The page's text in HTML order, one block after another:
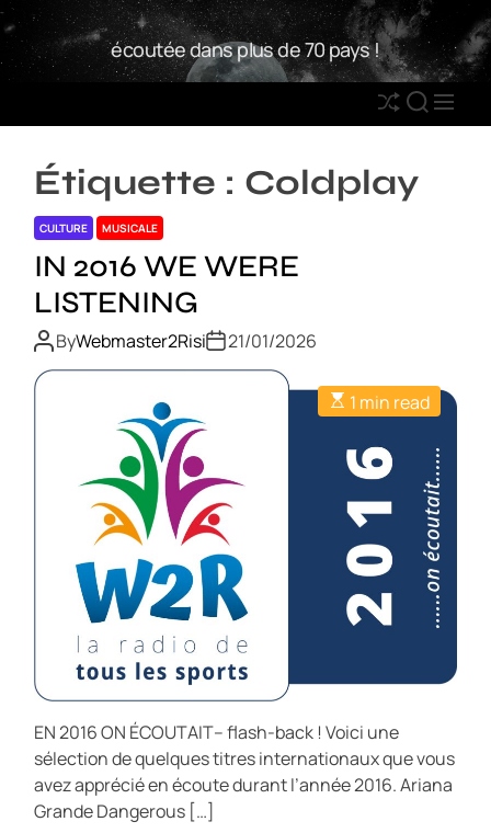
S
k
i
W
2
R
écoutée dans plus de 70 pays !
S
h
ff
S
E
R
C
M
E
Étiquette : Coldplay
CULTURE MUSICALE
IN 2016 WE WERE
LISTENING
ByWebmaster2Risi 21/01/2026
1 min read
EN 2016 ON ÉCOUTAIT– flash-back ! Voici une
sélection de quelques titres internationaux que vous
avez apprécié en écoute durant l’année 2016. Ariana
Grande Dangerous […]